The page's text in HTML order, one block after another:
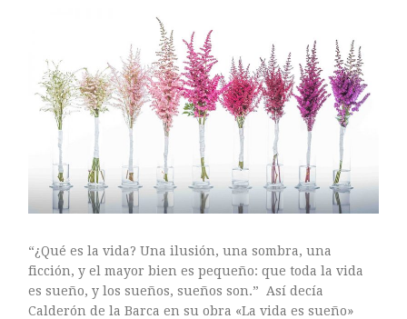
CULTIVOS
DECORACION
EXPOSICIONES
FLORISTERÍAS
FOTOGRAFIA
JARDINES
LOS PINTORES Y LAS FLORES
MAESTROS FLORISTAS
“¿Qué es la vida? Una ilusión, una sombra, una
ficción, y el mayor bien es pequeño: que toda la vida
es sueño, y los sueños, sueños son.” Así decía
Calderón de la Barca en su obra «La vida es sueño»